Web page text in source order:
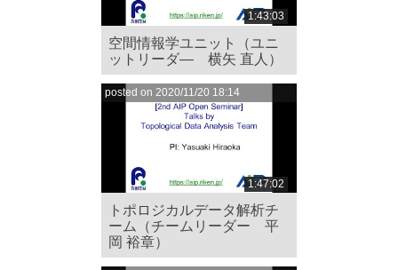
1:43:03
空間情報学ユニット（ユニ
ットリーダ― 横矢 直人）
posted on 2020/11/20 18:14
1:47:02
トポロジカルデータ解析チ
ーム（チームリーダー 平
岡 裕章）